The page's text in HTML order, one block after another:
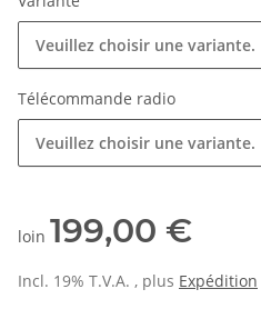
Veuillez choisir une variante.
Télécommande radio
Veuillez choisir une variante.
loin 199,00 €
Incl. 19% T.V.A. , plus Expédition